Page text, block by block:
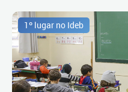
1º lugar no Ideb